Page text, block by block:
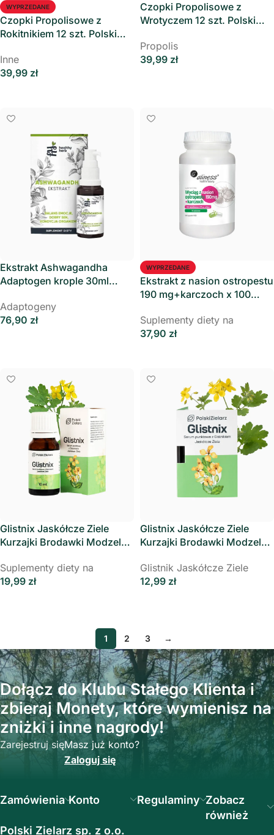
WYPRZEDANE
Czopki Propolisowe z
Rokitnikiem 12 szt. Polski
Inne
39,99 zł
Czopki Propolisowe z
Wrotyczem 12 szt. Polski
Propolis
39,99 zł
Ekstrakt Ashwagandha
Adaptogen krople 30ml
Adaptogeny
76,90 zł
WYPRZEDANE
Ekstrakt z nasion ostropestu
190 mg+karczoch x 100
Suplementy diety na
37,90 zł
Glistnix Jaskółcze Ziele
Kurzajki Brodawki Modzele
Suplementy diety na
19,99 zł
Glistnix Jaskółcze Ziele
Kurzajki Brodawki Modzele
Glistnik Jaskółcze Ziele
12,99 zł
1 2 3 →
Dołącz do Klubu Stałego Klienta i
zbieraj Monety, które wymienisz na
zniżki i inne nagrody!
Zarejestruj sięMasz już konto?
Zaloguj się
Zamówienia Konto Regulaminy Zobacz
również
Polski Zielarz sp. z o.o.